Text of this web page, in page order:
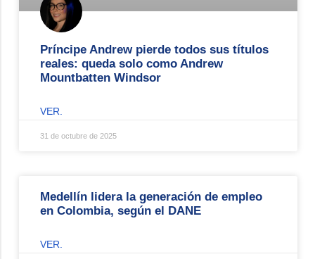
Príncipe Andrew pierde todos sus títulos
reales: queda solo como Andrew
Mountbatten Windsor
VER.
31 de octubre de 2025
Medellín lidera la generación de empleo
en Colombia, según el DANE
VER.